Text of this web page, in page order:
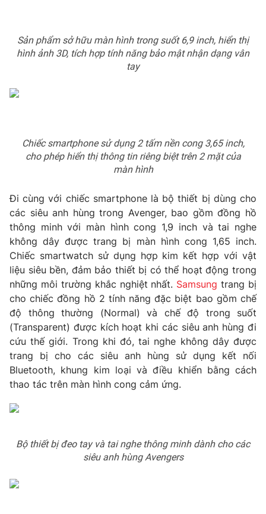
THỜI BÁO VTV
Giấy phép hoạt động báo in và báo điện tử số 483/GP-BTTTT
cấp ngày 29/12/2023
Vũ Thanh Thủy
Nguyễn Trọng Ninh
Tổng đài VTV:024.38 355 931 - 024.38 355 932
Ðiện thoại Thời báo VTV: 024.66 897 897
Email:toasoan@vtv.vn
Liên hệ quảng cáo:
024-7300.7108
thuận bằng văn bản. Ghi rõ nguồn VTV.vn khi phát hành lại
thông tin từ website này.
Sản phẩm sở hữu màn hình trong suốt 6,9 inch, hiển thị
hình ảnh 3D, tích hợp tính năng bảo mật nhận dạng vân
tay
Chiếc smartphone sử dụng 2 tấm nền cong 3,65 inch,
cho phép hiển thị thông tin riêng biệt trên 2 mặt của
màn hình
Đi cùng với chiếc smartphone là bộ thiết bị dùng cho
các siêu anh hùng trong Avenger, bao gồm đồng hồ
thông minh với màn hình cong 1,9 inch và tai nghe
không dây được trang bị màn hình cong 1,65 inch.
Chiếc smartwatch sử dụng hợp kim kết hợp với vật
liệu siêu bền, đảm bảo thiết bị có thể hoạt động trong
những môi trường khắc nghiệt nhất. Samsung trang bị
cho chiếc đồng hồ 2 tính năng đặc biệt bao gồm chế
độ thông thường (Normal) và chế độ trong suốt
(Transparent) được kích hoạt khi các siêu anh hùng đi
cứu thế giới. Trong khi đó, tai nghe không dây được
trang bị cho các siêu anh hùng sử dụng kết nối
Bluetooth, khung kim loại và điều khiển bằng cách
thao tác trên màn hình cong cảm ứng.
Bộ thiết bị đeo tay và tai nghe thông minh dành cho các
siêu anh hùng Avengers